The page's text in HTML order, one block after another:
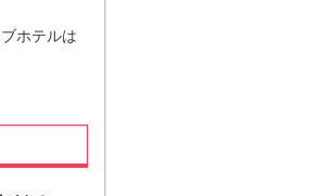
ホテルは